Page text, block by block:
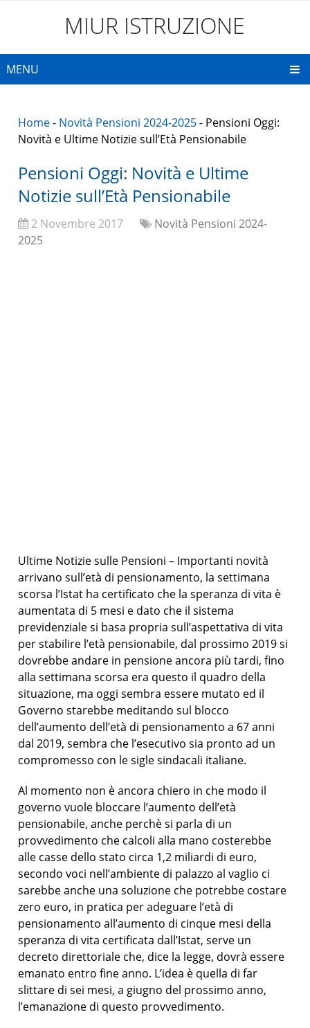
MIUR ISTRUZIONE
MENU
Home- Novità Pensioni 2024-2025- Pensioni Oggi:
Novità e Ultime Notizie sull’Età Pensionabile
Pensioni Oggi: Novità e Ultime
Notizie sull’Età Pensionabile
2 Novembre 2017
Novità Pensioni 2024-
2025
Ultime Notizie sulle Pensioni – Importanti novità
arrivano sull’età di pensionamento, la settimana
scorsa l’Istat ha certificato che la speranza di vita è
aumentata di 5 mesi e dato che il sistema
previdenziale si basa propria sull’aspettativa di vita
per stabilire l’età pensionabile, dal prossimo 2019 si
dovrebbe andare in pensione ancora più tardi, fino
alla settimana scorsa era questo il quadro della
situazione, ma oggi sembra essere mutato ed il
Governo starebbe meditando sul blocco
dell’aumento dell’età di pensionamento a 67 anni
dal 2019, sembra che l’esecutivo sia pronto ad un
compromesso con le sigle sindacali italiane.
Al momento non è ancora chiero in che modo il
governo vuole bloccare l’aumento dell’età
pensionabile, anche perchè si parla di un
provvedimento che calcoli alla mano costerebbe
alle casse dello stato circa 1,2 miliardi di euro,
secondo voci nell’ambiente di palazzo al vaglio ci
sarebbe anche una soluzione che potrebbe costare
zero euro, in pratica per adeguare l’età di
pensionamento all’aumento di cinque mesi della
speranza di vita certificata dall’Istat, serve un
decreto direttoriale che, dice la legge, dovrà essere
emanato entro fine anno. L’idea è quella di far
slittare di sei mesi, a giugno del prossimo anno,
l’emanazione di questo provvedimento.